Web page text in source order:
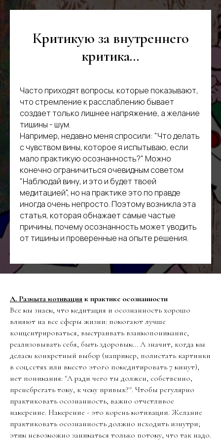
Критикую за внутреннего
критика...
Часто приходят вопросы, которые показывают,
что стремление к расслаблению бывает
создает только лишнее напряжение, а желание
тишины - шум.
Например, недавно меня спросили: "Что делать
с чувством вины, которое я испытываю, если
мало практикую осознанность?" Можно
конечно ограничиться очевидным советом
"Наблюдай вину, и это и будет твоей
медитацией", но на практике это по правде
иногда очень непросто. Поэтому возникла эта
статья, которая обнажает самые частые
причины, почему осознанность может уводить
от тишины и проверенные на опыте решения.
А. Размыта мотивация к практике осознанности
Все мы знаем, что медитация и осознанность хорошо
влияют на все сферы жизни: помогают лучше
концентрироваться, выстраивать взаимопонимание,
реализовывать себя, быть здоровым... А значит, когда мы
делаем конкретный выбор (например, полистать картинки
в соц.сетях или вместо этого помедитировать 7 минут),
нет понимания: "А ради чего ты должен, собственно,
пренебрегать тому, к чему привык?". Чтобы регулярно
практиковать осознанность, важно отчетливое
намерение. Намерение - это корень мотивации. Желание
практиковать осознанность должно исходить изнутри;
этим невозможно заниматься только потому, что так надо.